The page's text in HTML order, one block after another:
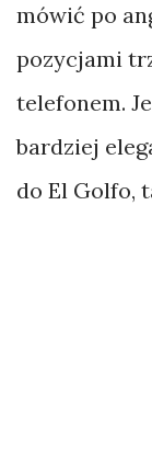
mówić po
pozycjami
telefonem.
bardziej
do El Golfo,